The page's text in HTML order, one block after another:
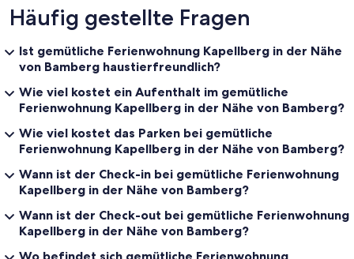
Häufig gestellte Fragen
Ist gemütliche Ferienwohnung Kapellberg in der Nähe
von Bamberg haustierfreundlich?
Wie viel kostet ein Aufenthalt im gemütliche
Ferienwohnung Kapellberg in der Nähe von Bamberg?
Wie viel kostet das Parken bei gemütliche
Ferienwohnung Kapellberg in der Nähe von Bamberg?
Wann ist der Check-in bei gemütliche Ferienwohnung
Kapellberg in der Nähe von Bamberg?
Wann ist der Check-out bei gemütliche Ferienwohnung
Kapellberg in der Nähe von Bamberg?